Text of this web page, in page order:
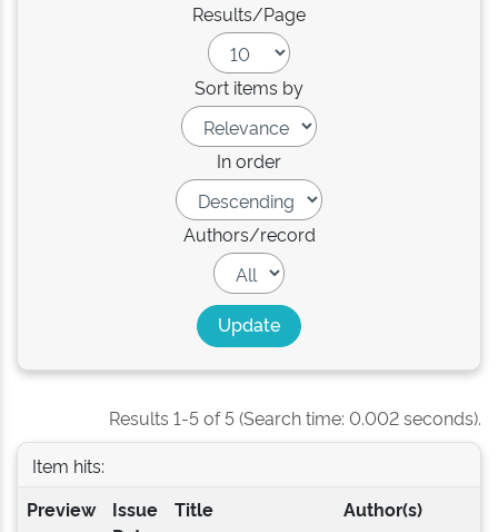
Results/Page
Sort items by
In order
Authors/record
Results 1-5 of 5 (Search time: 0.002 seconds).
Item hits:
Preview
Issue
Title Author(s)